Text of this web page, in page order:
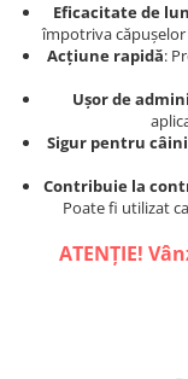
Hrană umedă
Hrană uscată
Igienă
Igienă orală
Șampoane și
Hrană umedă
Hrană uscată
Așternut Tofu / Nisip
Igienă orală
Șampoane și
Eficacitate de
împotriva
Acțiune rapidă:
Ușor de
Sigur pentru
Contribuie la
Poate fi utilizat
ATENȚIE!